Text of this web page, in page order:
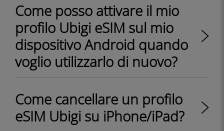
Come posso attivare il mio
profilo Ubigi eSIM sul mio
dispositivo Android quando
voglio utilizzarlo di nuovo?
Come cancellare un profilo
eSIM Ubigi su iPhone/iPad?